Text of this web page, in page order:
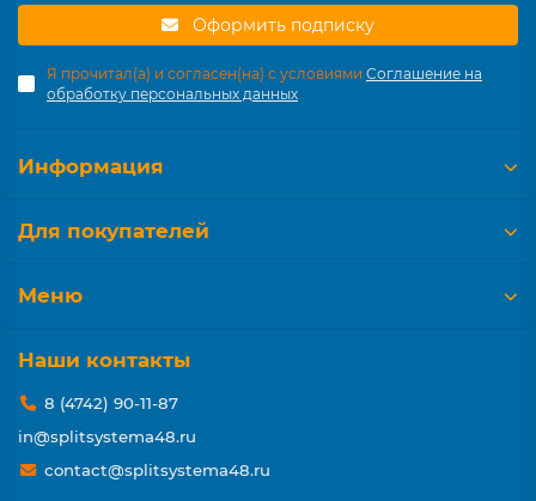
Оформить подписку
Я прочитал(а) и согласен(на) с условиями Соглашение на
обработку персональных данных
Информация
Для покупателей
Меню
Наши контакты
8 (4742) 90-11-87
in@splitsystema48.ru
contact@splitsystema48.ru